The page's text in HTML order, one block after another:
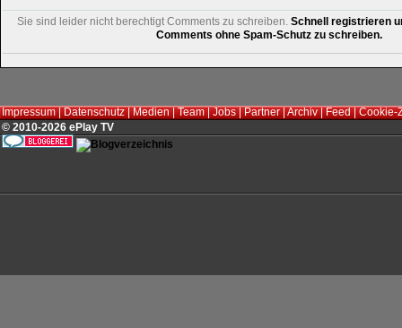
Sie sind leider nicht berechtigt Comments zu schreiben. Schnell registrieren
Comments ohne Spam-Schutz zu schreiben.
Impressum|Datenschutz|Medien|Team|Jobs|Partner|Archiv|Feed|Cookie-
© 2010-2026 ePlay TV